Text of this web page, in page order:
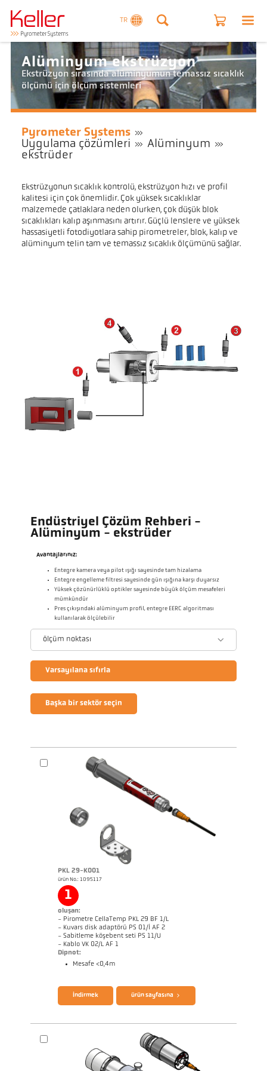
TR
Alüminyum ekstrüzyon
Ekstrüzyon sırasında alüminyumun temassız sıcaklık
ölçümü için ölçüm sistemleri
Pyrometer Systems
Uygulama çözümleri
Alüminyum
ekstrüder
Ekstrüzyonun sıcaklık kontrolü, ekstrüzyon hızı ve profil
kalitesi için çok önemlidir. Çok yüksek sıcaklıklar
malzemede çatlaklara neden olurken, çok düşük blok
sıcaklıkları kalıp aşınmasını artırır. Güçlü lenslere ve yüksek
hassasiyetli fotodiyotlara sahip pirometreler, blok, kalıp ve
alüminyum telin tam ve temassız sıcaklık ölçümünü sağlar.
Endüstriyel Çözüm Rehberi -
Alüminyum - ekstrüder
Avantajlarınız:
Entegre kamera veya pilot ışığı sayesinde tam hizalama
Entegre engelleme filtresi sayesinde gün ışığına karşı duyarsız
Yüksek çözünürlüklü optikler sayesinde büyük ölçüm mesafeleri
mümkündür
Pres çıkışındaki alüminyum profil, entegre EERC algoritması
kullanılarak ölçülebilir
ölçüm noktası
Varsayılana sıfırla
Başka bir sektör seçin
PKL 29-K001
ürün No.: 1095117
1
oluşan:
- Pirometre CellaTemp PKL 29 BF 1/L
- Kuvars disk adaptörü PS 01/I AF 2
- Sabitleme köşebent seti PS 11/U
- Kablo VK 02/L AF 1
Dipnot:
Mesafe <0,4m
broşür CellaTemp PK PKF PKL
İndirmek ürün sayfasına